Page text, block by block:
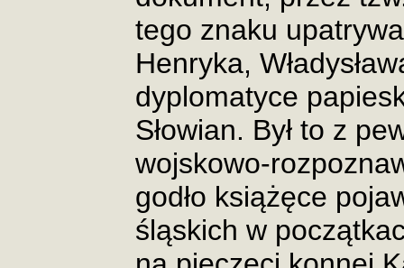
tego znaku
Henryka,
dyplomatyce
Słowian. Był to z
wojskowo-
godło książęce
śląskich w